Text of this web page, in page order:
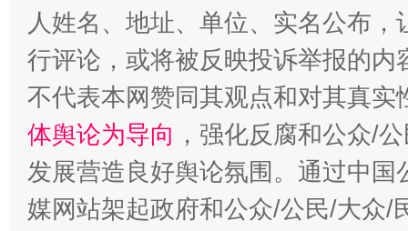
人姓名、地址、单位、实名公布
行评论，或将被反映投诉举报的
不代表本网赞同其观点和对其真实
体舆论为导向 ，强化反腐和公众/
发展营造良好舆论氛围。通过中
媒网站架起政府和公众/公民/大众/